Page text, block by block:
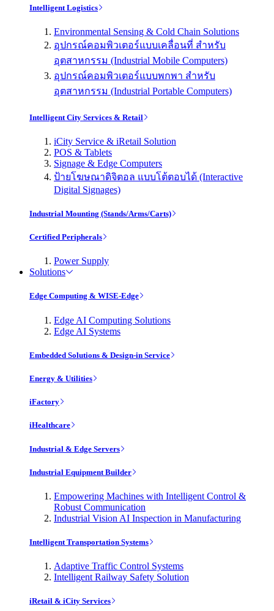
Intelligent Logistics
Environmental Sensing & Cold Chain Solutions
อุปกรณ์คอมพิวเตอร์แบบเคลื่อนที่ สำหรับ
อุตสาหกรรม (Industrial Mobile Computers)
อุปกรณ์คอมพิวเตอร์แบบพกพา สำหรับ
อุตสาหกรรม (Industrial Portable Computers)
Intelligent City Services & Retail
iCity Service & iRetail Solution
POS & Tablets
Signage & Edge Computers
ป้ายโฆษณาดิจิตอล แบบโต้ตอบได้ (Interactive
Digital Signages)
Industrial Mounting (Stands/Arms/Carts)
Certified Peripherals
Power Supply
Solutions
Edge Computing & WISE-Edge
Edge AI Computing Solutions
Edge AI Systems
Embedded Solutions & Design-in Service
Energy & Utilities
iFactory
iHealthcare
Industrial & Edge Servers
Industrial Equipment Builder
Empowering Machines with Intelligent Control &
Robust Communication
Industrial Vision AI Inspection in Manufacturing
Intelligent Transportation Systems
Adaptive Traffic Control Systems
Intelligent Railway Safety Solution
iRetail & iCity Services